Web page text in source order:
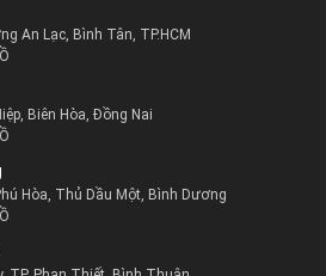
gian thoải mái nhất và đó chính là
giãn.
khá đơn giản nhưng mang đến sự
dụng.
thể của bạn khi nằm và lớp đệm
bóp cơ thể.
An Lạc, Bình Tân, TP.HCM
Biên Hòa, Đồng Nai
Hòa, Thủ Dầu Một, Bình Dương